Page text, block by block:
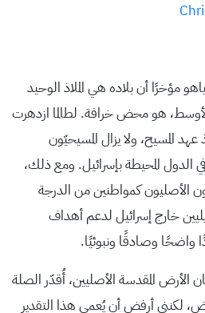
مؤخرًا أن بلاده هي الملاذ الوحيد
هو محض خرافة. لطالما ازدهرت
المسيح، ولا يزال المسيحيّون
الدول المحيطة بإسرائيل. ومع ذلك،
الأصليون كمواطنين من الدرجة
خارج إسرائيل لدعم أهداف
واضحًا وصادقًا ونبوئيًا.
الأرض المقدسة الأصليين، أُقدّر الصلة
لكنني أرفض أن يُعمي هذا التقدير